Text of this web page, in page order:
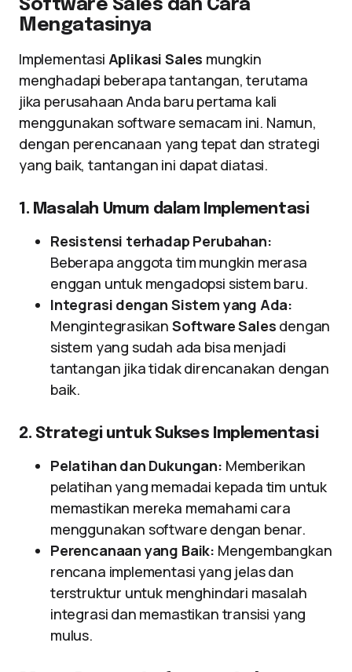
Software Sales dan Cara
Mengatasinya
Implementasi Aplikasi Sales mungkin
menghadapi beberapa tantangan, terutama
jika perusahaan Anda baru pertama kali
menggunakan software semacam ini. Namun,
dengan perencanaan yang tepat dan strategi
yang baik, tantangan ini dapat diatasi.
1. Masalah Umum dalam Implementasi
Resistensi terhadap Perubahan:
Beberapa anggota tim mungkin merasa
enggan untuk mengadopsi sistem baru.
Integrasi dengan Sistem yang Ada:
Mengintegrasikan Software Sales dengan
sistem yang sudah ada bisa menjadi
tantangan jika tidak direncanakan dengan
baik.
2. Strategi untuk Sukses Implementasi
Pelatihan dan Dukungan: Memberikan
pelatihan yang memadai kepada tim untuk
memastikan mereka memahami cara
menggunakan software dengan benar.
Perencanaan yang Baik: Mengembangkan
rencana implementasi yang jelas dan
terstruktur untuk menghindari masalah
integrasi dan memastikan transisi yang
mulus.